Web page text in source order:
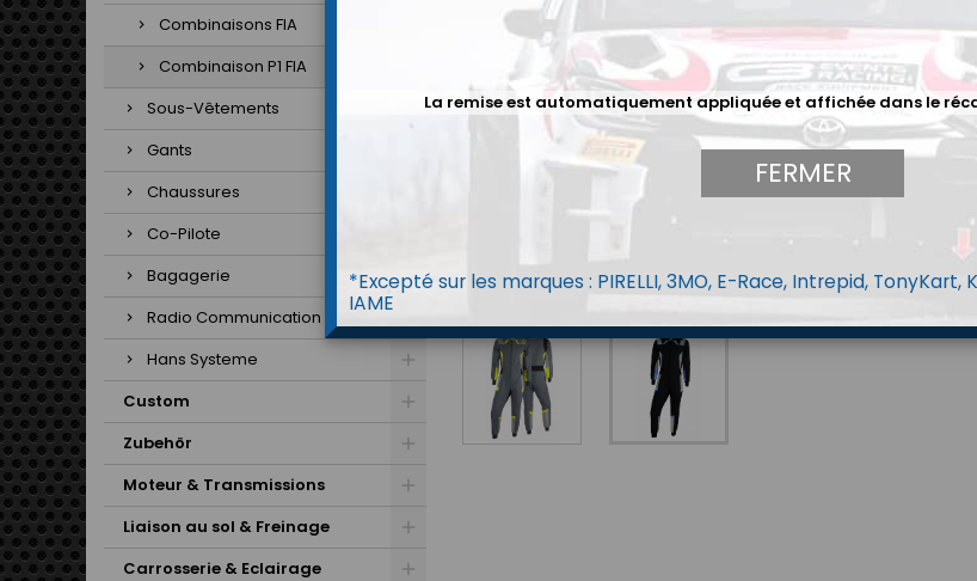
Combinaisons FIA
Combinaison P1 FIA
Sous-Vêtements
Gants
Chaussures
Co-Pilote
Bagagerie
Radio Communication
Hans Systeme
Custom
Zubehör
Moteur & Transmissions
Liaison au sol & Freinage
Carrosserie & Eclairage
La remise est automatiquement appliquée et affichée dans le
FERMER
*Excepté sur les marques : PIRELLI, 3MO, E-Race, Intrepid, TonyKart,
IAME